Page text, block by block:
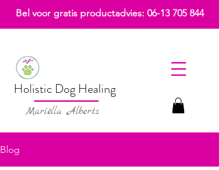
Holistic Dog Healing
Mariëlla Alberts
Bel voor gratis productadvies: 06-13 705 844
Blog